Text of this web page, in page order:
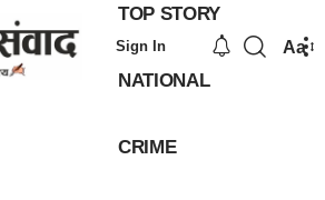
TOP STORY
NATIONAL
CRIME
Sign In Aa